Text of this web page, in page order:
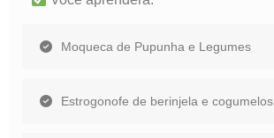
Moqueca de Pupunha e Legumes
Estrogonofe de berinjela e cogumelos